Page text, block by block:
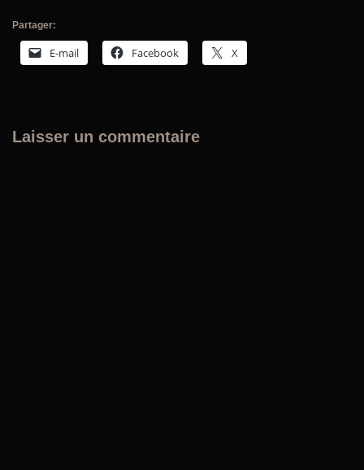
Partager:
E-mail Facebook X
Laisser un commentaire